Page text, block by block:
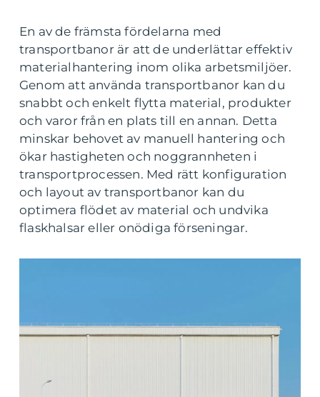
En av de främsta fördelarna med
transportbanor är att de underlättar effektiv
materialhantering inom olika arbetsmiljöer.
Genom att använda transportbanor kan du
snabbt och enkelt flytta material, produkter
och varor från en plats till en annan. Detta
minskar behovet av manuell hantering och
ökar hastigheten och noggrannheten i
transportprocessen. Med rätt konfiguration
och layout av transportbanor kan du
optimera flödet av material och undvika
flaskhalsar eller onödiga förseningar.